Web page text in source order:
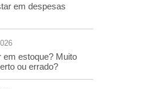
em despesas
em estoque? Muito
ou errado?